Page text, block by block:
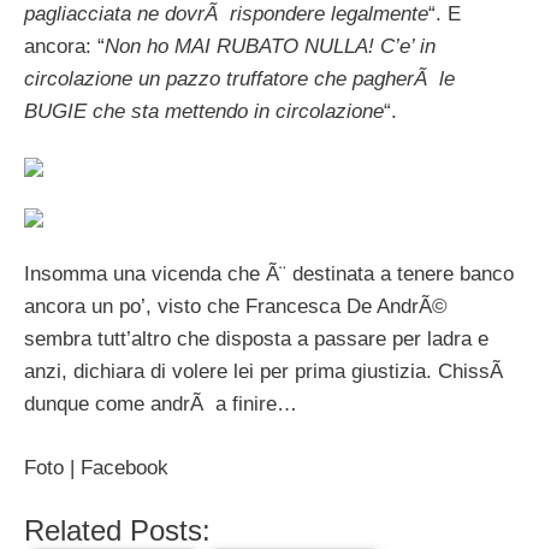
pagliacciata ne dovrÃ rispondere legalmente“. E
ancora: “Non ho MAI RUBATO NULLA! C’e’ in
circolazione un pazzo truffatore che pagherÃ le
BUGIE che sta mettendo in circolazione“.
Insomma una vicenda che Ã¨ destinata a tenere banco
ancora un po’, visto che Francesca De AndrÃ©
sembra tutt’altro che disposta a passare per ladra e
anzi, dichiara di volere lei per prima giustizia. ChissÃ
dunque come andrÃ a finire…
Foto | Facebook
Related Posts: